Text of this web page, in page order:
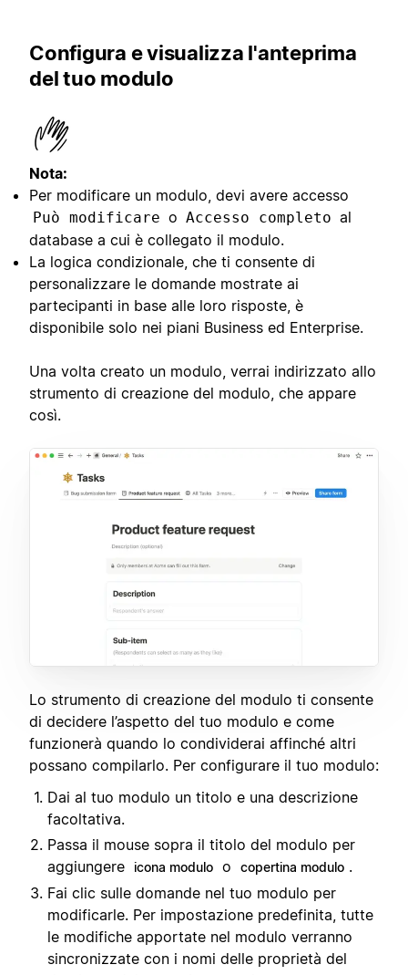
Configura e visualizza l'anteprima
del tuo modulo
Nota:
Per modificare un modulo, devi avere accesso
Può modificare o Accesso completo al
database a cui è collegato il modulo.
La logica condizionale, che ti consente di
personalizzare le domande mostrate ai
partecipanti in base alle loro risposte, è
disponibile solo nei piani Business ed Enterprise.
Una volta creato un modulo, verrai indirizzato allo
strumento di creazione del modulo, che appare
così.
Lo strumento di creazione del modulo ti consente
di decidere l’aspetto del tuo modulo e come
funzionerà quando lo condividerai affinché altri
possano compilarlo. Per configurare il tuo modulo:
Dai al tuo modulo un titolo e una descrizione
facoltativa.
Passa il mouse sopra il titolo del modulo per
aggiungere
icona modulo o copertina modulo .
Fai clic sulle domande nel tuo modulo per
modificarle. Per impostazione predefinita, tutte
le modifiche apportate nel modulo verranno
sincronizzate con i nomi delle proprietà del